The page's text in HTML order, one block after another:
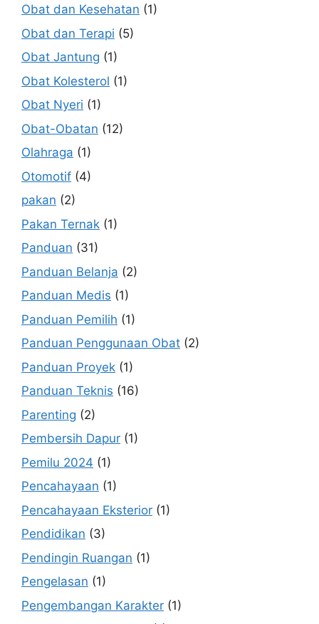
Obat dan Kesehatan (1)
Obat dan Terapi (5)
Obat Jantung (1)
Obat Kolesterol (1)
Obat Nyeri (1)
Obat-Obatan (12)
Olahraga (1)
Otomotif (4)
pakan (2)
Pakan Ternak (1)
Panduan (31)
Panduan Belanja (2)
Panduan Medis (1)
Panduan Pemilih (1)
Panduan Penggunaan Obat (2)
Panduan Proyek (1)
Panduan Teknis (16)
Parenting (2)
Pembersih Dapur (1)
Pemilu 2024 (1)
Pencahayaan (1)
Pencahayaan Eksterior (1)
Pendidikan (3)
Pendingin Ruangan (1)
Pengelasan (1)
Pengembangan Karakter (1)